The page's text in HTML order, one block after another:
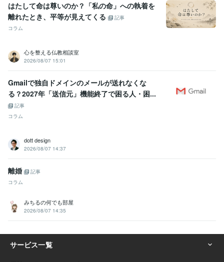
はたして命は尊いのか？「私の命」への執着を
離れたとき、平等が見えてくる
記事
コラム
心を整える仏教相談室
2026/08/07 15:01
Gmailで独自ドメインのメールが送れなくな
る？2027年「送信元」機能終了で困る人・困...
記事
コラム
dott design
2026/08/07 14:37
離婚
記事
コラム
みちるの何でも部屋
2026/08/07 14:35